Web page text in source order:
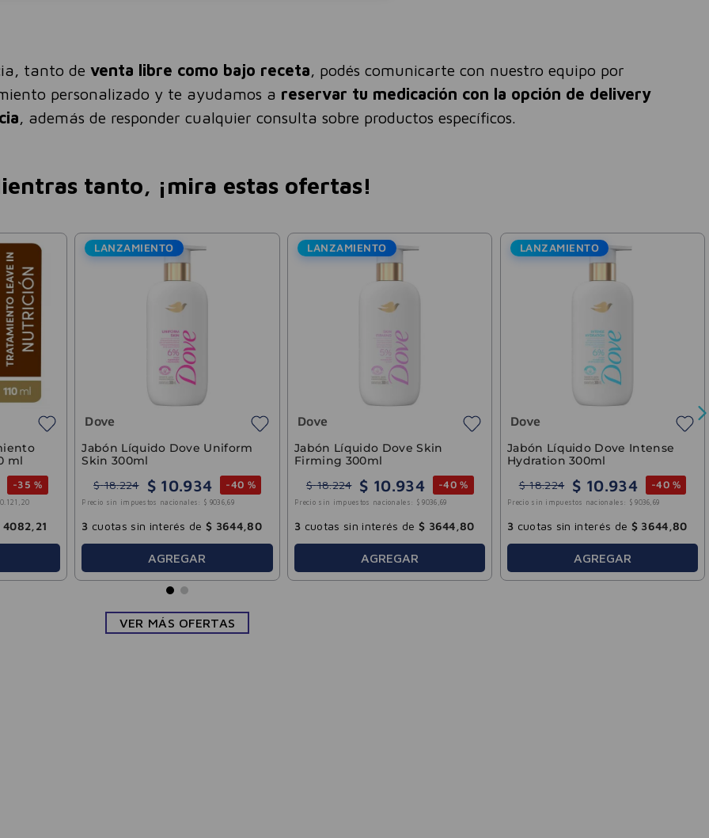
tanto de venta libre como bajo receta, podés comunicarte con nuestro equipo por
personalizado y te ayudamos a reservar tu medicación con la opción de delivery
, además de responder cualquier consulta sobre productos específicos.
tanto, ¡mira estas ofertas!
Monohidrato Sin
Crealiv 150g
750 $ 025 -30 %
sin impuestos nacionales: $ 14 .896 ,69
sin interés de$ 6008,33
Espuma Limpiadora
Microexfoliante Pro Lifting
Facial Bagovit 100ml
$ 24 033 $ 419 -40 %
Precio sin impuestos nacionales: $ 11. 917,19
3cuotas sin interés de$ 4806,60
12g
Precio sin impuestos nacionales:
3cuotas sin interés de
LANZAMIENTO
Dove Body
Precio sin impuestos
3cuotas sin
VER MÁS OFERTAS